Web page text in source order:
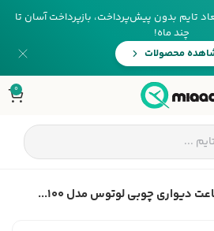
تایم بدون پیش‌پرداخت، بازپرداخت آسان تا
چند ماه!
محصولات
0
دیواری چوبی لوتوس مدل 100...